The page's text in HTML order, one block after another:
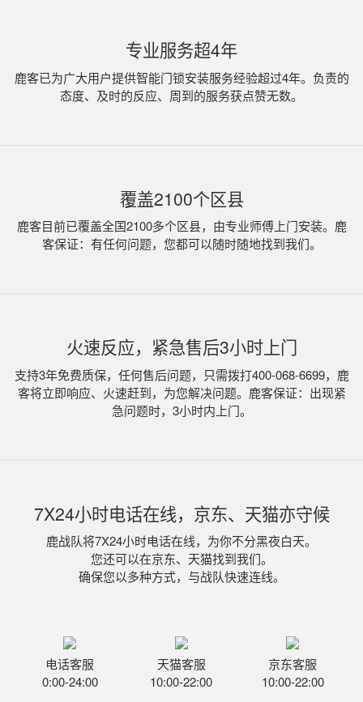
专业服务超4年
鹿客已为广大用户提供智能门锁安装服务经验超过4年。负责的
态度、及时的反应、周到的服务获点赞无数。
覆盖2100个区县
鹿客目前已覆盖全国2100多个区县，由专业师傅上门安装。鹿
客保证：有任何问题，您都可以随时随地找到我们。
火速反应，紧急售后3小时上门
支持3年免费质保，任何售后问题，只需拨打400-068-6699，鹿
客将立即响应、火速赶到，为您解决问题。鹿客保证：出现紧
急问题时，3小时内上门。
7X24小时电话在线，京东、天猫亦守候
鹿战队将7X24小时电话在线，为你不分黑夜白天。
您还可以在京东、天猫找到我们。
确保您以多种方式，与战队快速连线。
电话客服
0:00-24:00
天猫客服
10:00-22:00
京东客服
10:00-22:00